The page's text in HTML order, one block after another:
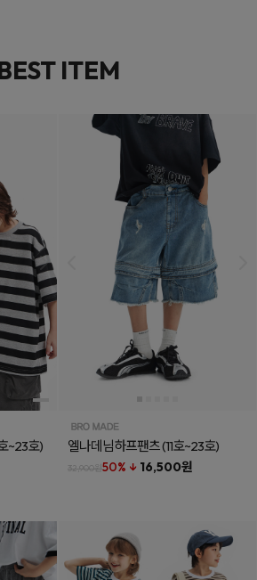
ITEM
~23호) 엘나데님하프팬츠(11호~23호)
32,900원50% ↓ 16,500원